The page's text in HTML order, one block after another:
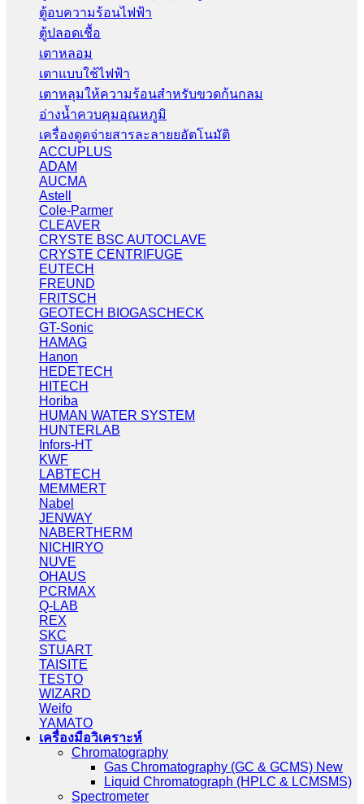
ตู้อบความร้อนไฟฟ้า
ตู้ปลอดเชื้อ
เตาหลอม
เตาแบบใช้ไฟฟ้า
เตาหลุมให้ความร้อนสำหรับขวดก้นกลม
อ่างน้ำควบคุมอุณหภูมิ
เครื่องดูดจ่ายสารละลายยอัตโนมัติ
ACCUPLUS
ADAM
AUCMA
Astell
Cole-Parmer
CLEAVER
CRYSTE BSC AUTOCLAVE
CRYSTE CENTRIFUGE
EUTECH
FREUND
FRITSCH
GEOTECH BIOGASCHECK
GT-Sonic
HAMAG
Hanon
HEDETECH
HITECH
Horiba
HUMAN WATER SYSTEM
HUNTERLAB
Infors-HT
KWF
LABTECH
MEMMERT
Nabel
JENWAY
NABERTHERM
NICHIRYO
NUVE
OHAUS
PCRMAX
Q-LAB
REX
SKC
STUART
TAISITE
TESTO
WIZARD
Weifo
YAMATO
เครื่องมือวิเคราะห์
Chromatography
Gas Chromatography (GC & GCMS) New
Liquid Chromatograph (HPLC & LCMSMS)
Spectrometer